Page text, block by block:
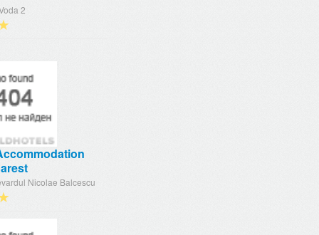
2
Nicolae Balcescu